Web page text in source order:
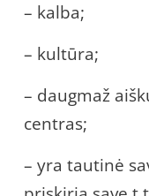
– kalba;
– kultūra;
– daugmaž
centras;
– yra tautinė